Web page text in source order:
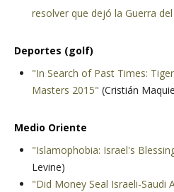
resolver que dejó la Guerra
Deportes (golf)
"In Search of Past Times:
Masters 2015" (Cristián
Medio Oriente
"Islamophobia: Israel's
Levine)
"Did Money Seal Israeli-Saudi